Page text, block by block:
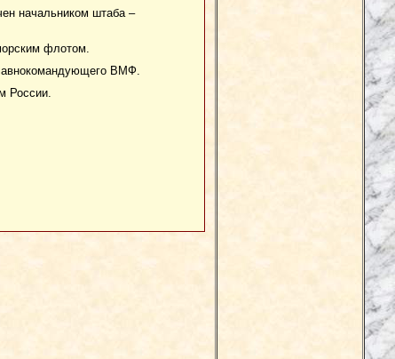
начальником штаба –
флотом.
ВМФ.
России.